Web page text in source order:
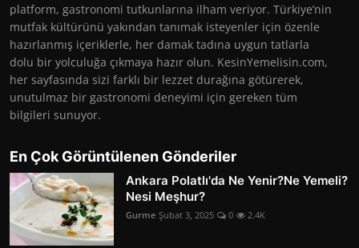
platform, gastronomi tutkunlarına ilham veriyor. Türkiye’nin
mutfak kültürünü yakından tanımak isteyenler için özenle
hazırlanmış içeriklerle, her damak tadına uygun tatlarla
dolu bir yolculuğa çıkmaya hazır olun. KesinYemelisin.com,
her sayfasında sizi farklı bir lezzet durağına götürerek,
unutulmaz bir gastronomi deneyimi için gereken tüm
bilgileri sunuyor.
En Çok Görüntülenen Gönderiler
Ankara Polatlı'da Ne Yenir?Ne Yemeli?
Nesi Meşhur?
Gurme Şubat 3, 2025 0 2.4K